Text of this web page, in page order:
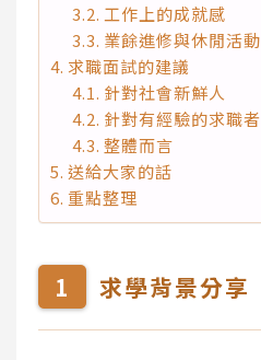
工作上的成就感
業餘進修與休閒活動
求職面試的建議
針對社會新鮮人
針對有經驗的求職者
整體而言
送給大家的話
重點整理
求學背景分享